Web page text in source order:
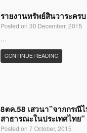
รายงานทรัพย์สินวาระค
Posted on 30 December, 2015
...
CONTINUE READING
8ตค.58 เสวนา”จากกรณี
สาธารณะในประเทศไทย”
Posted on 7 October, 2015